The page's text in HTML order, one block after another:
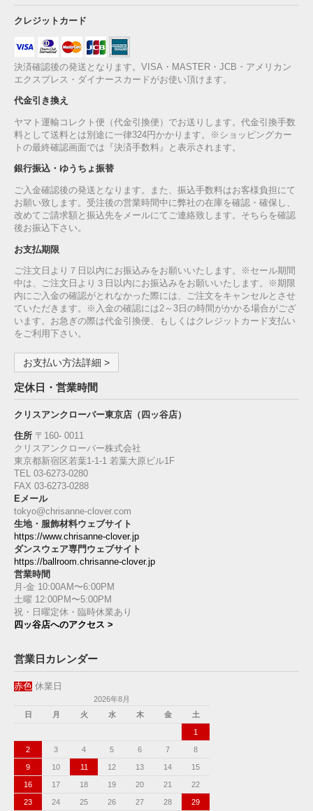
クレジットカード
決済確認後の発送となります。VISA・MASTER・JCB・アメリカン
エクスプレス・ダイナースカードがお使い頂けます。
代金引き換え
ヤマト運輸コレクト便（代金引換便）でお送りします。代金引換手数
料として送料とは別途に一律324円かかります。※ショッピングカー
トの最終確認画面では『決済手数料』と表示されます。
銀行振込・ゆうちょ振替
ご入金確認後の発送となります。また、振込手数料はお客様負担にて
お願い致します。受注後の営業時間中に弊社の在庫を確認・確保し、
改めてご請求額と振込先をメールにてご連絡致します。そちらを確認
後お振込下さい。
お支払期限
ご注文日より７日以内にお振込みをお願いいたします。※セール期間
中は、ご注文日より３日以内にお振込みをお願いいたします。※期限
内にご入金の確認がとれなかった際には、ご注文をキャンセルとさせ
ていただきます。※入金の確認には2～3日の時間がかかる場合がござ
います。お急ぎの際は代金引換便、もしくはクレジットカード支払い
をご利用下さい。
お支払い方法詳細 >
定休日・営業時間
クリスアンクローバー東京店（四ッ谷店）
住所 〒160‐ 0011
クリスアンクローバー株式会社
東京都新宿区若葉1‐1-1 若葉大原ビル1F
TEL 03-6273-0280
FAX 03-6273-0288
Eメール
tokyo@chrisanne-clover.com
生地・服飾材料ウェブサイト
https://www.chrisanne-clover.jp
ダンスウェア専門ウェブサイト
https://ballroom.chrisanne-clover.jp
営業時間
月-金 10:00AM〜6:00PM
土曜 12:00PM〜5:00PM
祝・日曜定休・臨時休業あり
四ッ谷店へのアクセス >
営業日カレンダー
赤色 休業日
2026年8月
日
月 火 水 木 金 土
1
2 3 4 5 6 7 8
9 10 11 12 13 14 15
16 17 18 19 20 21 22
23 24 25 26 27 28 29